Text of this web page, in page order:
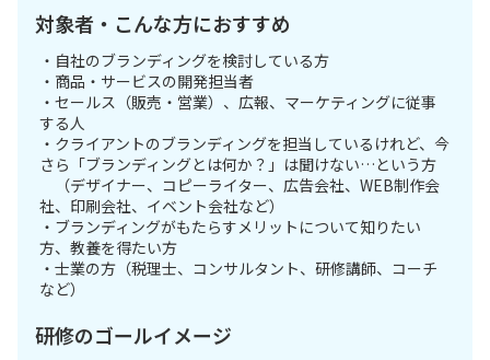
対象者・こんな方におすすめ
・自社のブランディングを検討している方
・商品・サービスの開発担当者
・セールス（販売・営業）、広報、マーケティングに従事
する人
・クライアントのブランディングを担当しているけれど、今
さら「ブランディングとは何か？」は聞けない…という方
（デザイナー、コピーライター、広告会社、WEB制作会
社、印刷会社、イベント会社など）
・ブランディングがもたらすメリットについて知りたい
方、教養を得たい方
・士業の方（税理士、コンサルタント、研修講師、コーチ
など）
研修のゴールイメージ